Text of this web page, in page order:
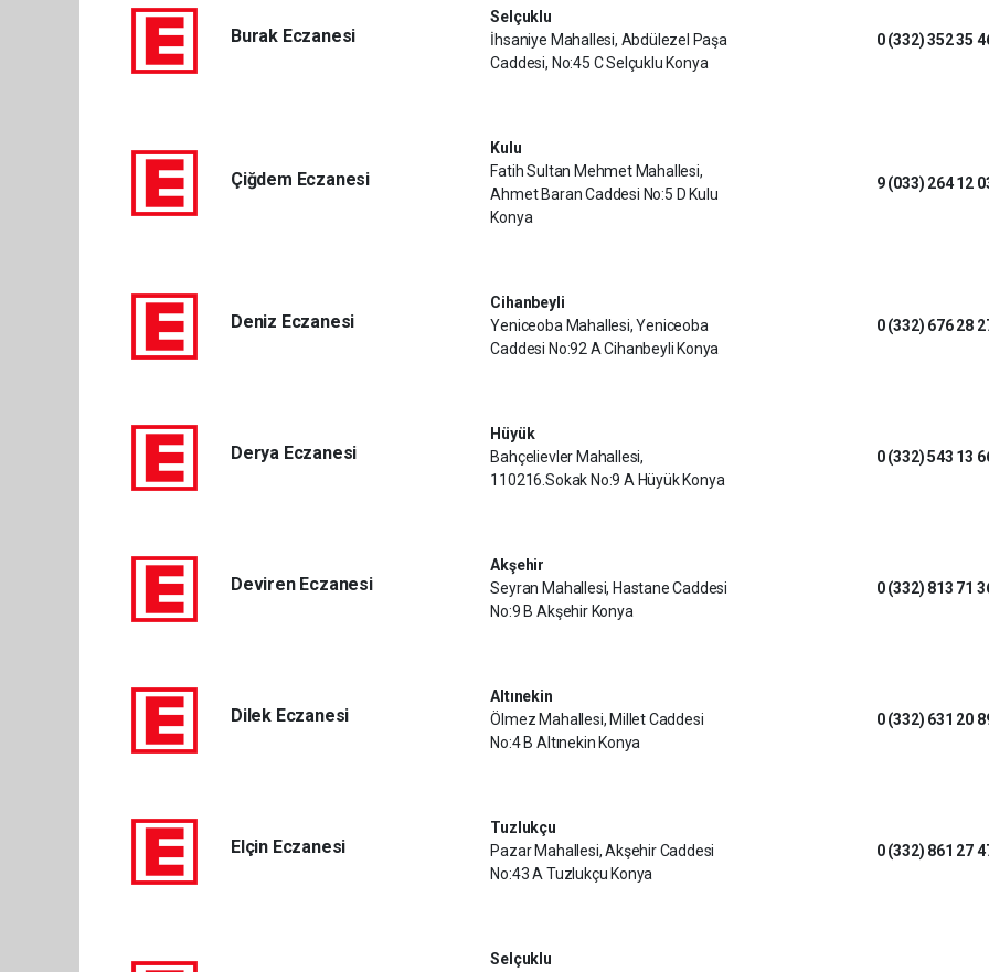
Burak Eczanesi
Selçuklu
İhsaniye Mahallesi, Abdülezel Paşa
Caddesi, No:45 C Selçuklu Konya
0 (332) 352 35
Çiğdem Eczanesi
Kulu
Fatih Sultan Mehmet Mahallesi,
Ahmet Baran Caddesi No:5 D Kulu
Konya
9 (033) 264 12
Deniz Eczanesi
Cihanbeyli
Yeniceoba Mahallesi, Yeniceoba
Caddesi No:92 A Cihanbeyli Konya
0 (332) 676 28
Derya Eczanesi
Hüyük
Bahçelievler Mahallesi,
110216.Sokak No:9 A Hüyük Konya
0 (332) 543 13
Deviren Eczanesi
Akşehir
Seyran Mahallesi, Hastane Caddesi
No:9 B Akşehir Konya
0 (332) 813 71
Dilek Eczanesi
Altınekin
Ölmez Mahallesi, Millet Caddesi
No:4 B Altınekin Konya
0 (332) 631 20
Elçin Eczanesi
Tuzlukçu
Pazar Mahallesi, Akşehir Caddesi
No:43 A Tuzlukçu Konya
0 (332) 861 27
Selçuklu